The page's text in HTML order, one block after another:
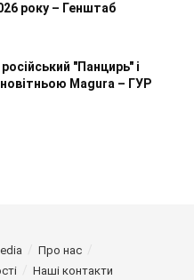
року – Генштаб
"Панцирь" і
новітньою Magura – ГУР
Про нас
Наші контакти